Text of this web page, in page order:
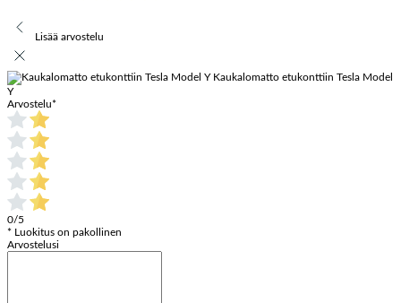
Lisää arvostelu
Kaukalomatto etukonttiin Tesla Model
Y
Arvostelu*
0/5
* Luokitus on pakollinen
Arvostelusi